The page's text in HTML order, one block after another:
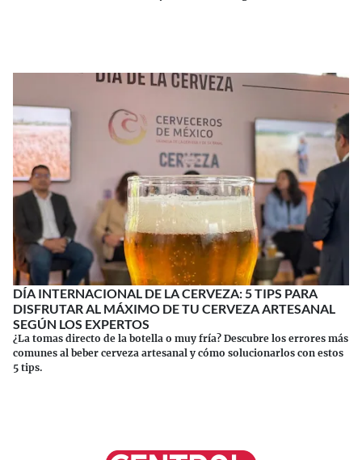
DÍA INTERNACIONAL DE LA CERVEZA: 5 TIPS PARA
DISFRUTAR AL MÁXIMO DE TU CERVEZA ARTESANAL
SEGÚN LOS EXPERTOS
¿La tomas directo de la botella o muy fría? Descubre los errores más
comunes al beber cerveza artesanal y cómo solucionarlos con estos
5 tips.